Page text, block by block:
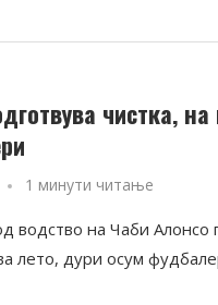
чистка,
1 минути читање
водство на Чаби Алонсо
лето, дури осум